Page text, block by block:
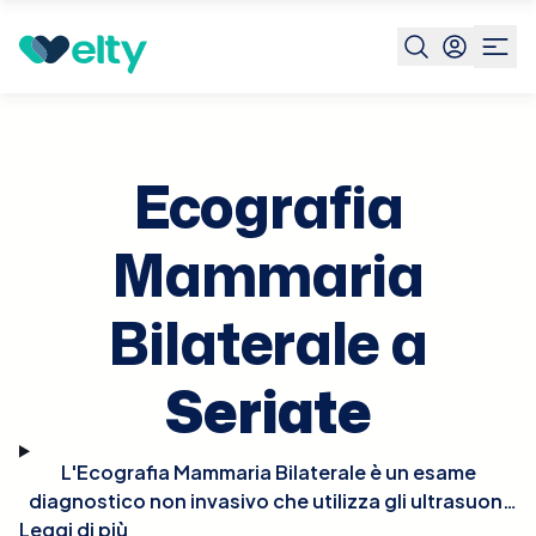
Prenota visita Ecografia Mammaria Bilaterale Seriate
Ecografia
Mammaria
Bilaterale a
Seriate
L'Ecografia Mammaria Bilaterale è un esame
diagnostico non invasivo che utilizza gli ultrasuoni
per esaminare entrambe le mammelle. Questo
Leggi di più